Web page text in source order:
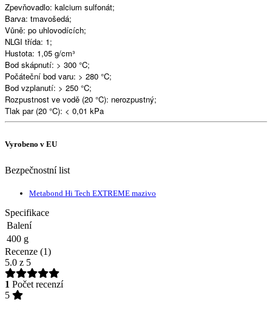
Zpevňovadlo: kalcium sulfonát;
Barva: tmavošedá;
Vůně: po uhlovodících;
NLGI třída: 1;
Hustota: 1,05 g/cm³
Bod skápnutí: > 300 °C;
Počáteční bod varu: > 280 °C;
Bod vzplanutí: > 250 °C;
Rozpustnost ve vodě (20 °C): nerozpustný;
Tlak par (20 °C): < 0,01 kPa
Vyrobeno v EU
Bezpečnostní list
Metabond Hi Tech EXTREME mazivo
Specifikace
Balení
400 g
Recenze (1)
5.0 z 5
1 Počet recenzí
5